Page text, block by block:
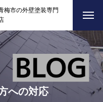
梅市の外壁塗装専門
HOME
CONCEPT
への対応